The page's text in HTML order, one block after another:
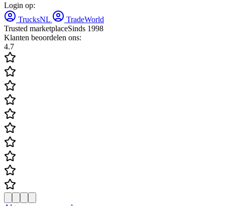
Login op:
TrucksNL
TradeWorld
Trusted marketplaceSinds 1998
Klanten beoordelen ons:
4.7